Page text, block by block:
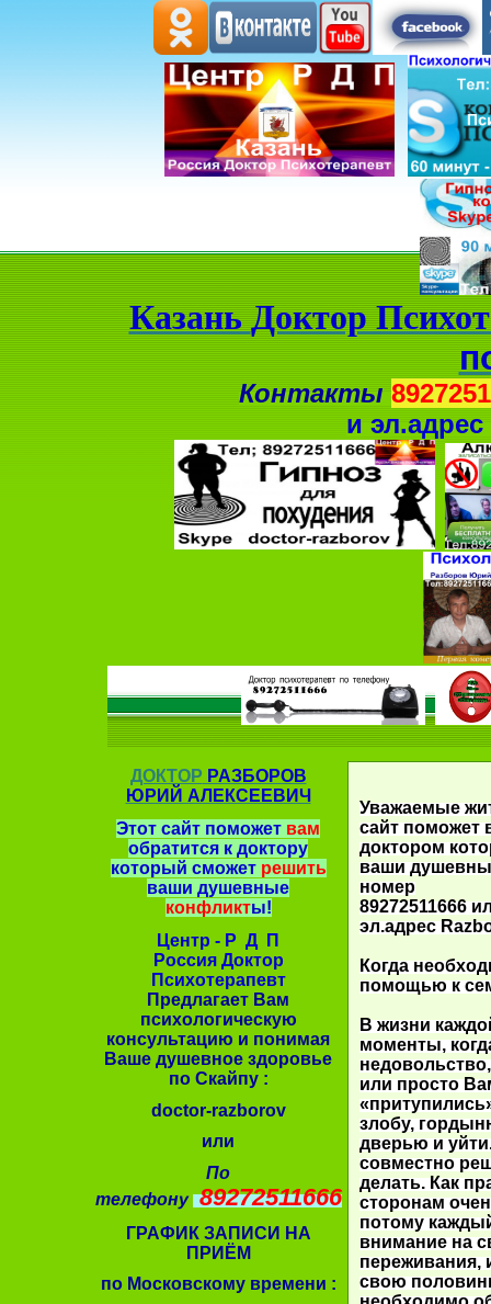
КазаньДоктор
Контакты
и эл.адрес
ДОКТОР РАЗБОРОВ
ЮРИЙ АЛЕКСЕЕВИЧ
Этот сайт поможет вам
обратится к доктору
который сможет решить
ваши душевные
конфликты!
Центр - Р Д П
Россия Доктор
Психотерапевт
Предлагает Вам
психологическую
консультацию и понимая
Ваше душевное здоровье
по Скайпу :
doctor-razborov
или
По
телефону 89272511666
ГРАФИК ЗАПИСИ НА
ПРИЁМ
по Московскому времени :
Уважаемые
сайт поможет
доктором
ваши
номер
89272511666
эл.адрес
Когда
помощью к
В жизни
моменты,
или просто
злобу,
дверью и
совместно
делать. Как
сторонам
потому
внимание на
переживания,
свою